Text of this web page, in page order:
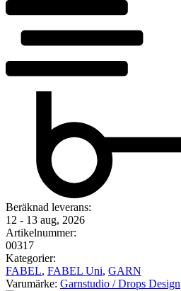
Beräknad leverans:
12 - 13 aug, 2026
Artikelnummer:
00317
Kategorier:
FABEL, FABEL Uni, GARN
Varumärke: Garnstudio / Drops Design